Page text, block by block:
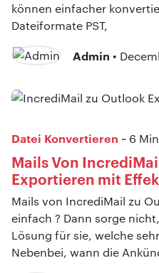
können einfacher
Dateiformate PST,
Admin •
Datei Konvertieren ~ 6
Mails Von
Exportieren mit
Mails von IncrediMail zu
einfach ? Dann sorge
Lösung für sie, welche
Nebenbei, wann die